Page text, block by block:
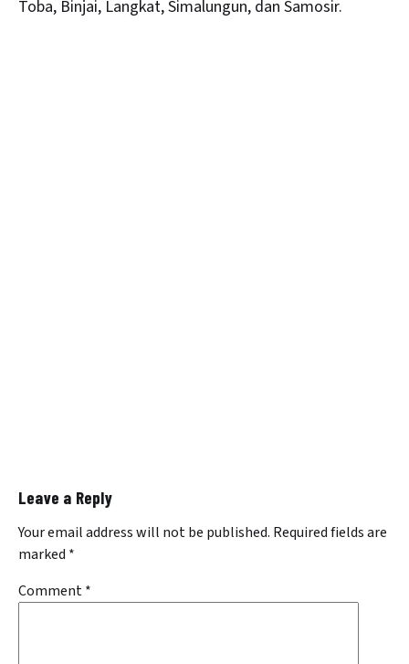
Toba, Binjai, Langkat, Simalungun, dan Samosir.
Leave a Reply
Your email address will not be published. Required fields are
marked *
Comment*